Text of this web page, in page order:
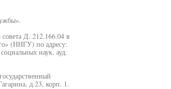
совета Д. 212.166.04 в
(ННГУ) по адресу:
наук, ауд.
д.23, корп. 1.